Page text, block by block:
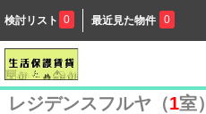
検討リスト 0 最近見た物件 0
レジデンスフルヤ（1室）